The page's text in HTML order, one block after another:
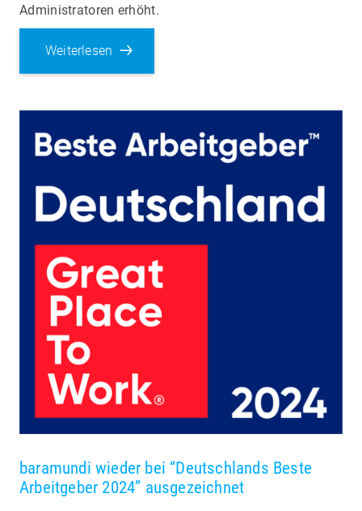
Administratoren erhöht.
Weiterlesen
baramundi wieder bei “Deutschlands Beste
Arbeitgeber 2024” ausgezeichnet